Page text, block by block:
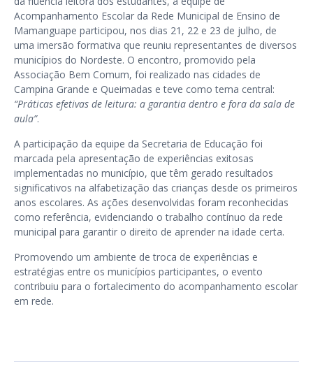
Acompanhamento Escolar da Rede Municipal de Ensino de
Mamanguape participou, nos dias 21, 22 e 23 de julho, de
uma imersão formativa que reuniu representantes de diversos
municípios do Nordeste. O encontro, promovido pela
Associação Bem Comum, foi realizado nas cidades de
Campina Grande e Queimadas e teve como tema central:
“Práticas efetivas de leitura: a garantia dentro e fora da sala de
aula”.
A participação da equipe da Secretaria de Educação foi
marcada pela apresentação de experiências exitosas
implementadas no município, que têm gerado resultados
significativos na alfabetização das crianças desde os primeiros
anos escolares. As ações desenvolvidas foram reconhecidas
como referência, evidenciando o trabalho contínuo da rede
municipal para garantir o direito de aprender na idade certa.
Promovendo um ambiente de troca de experiências e
estratégias entre os municípios participantes, o evento
contribuiu para o fortalecimento do acompanhamento escolar
em rede.